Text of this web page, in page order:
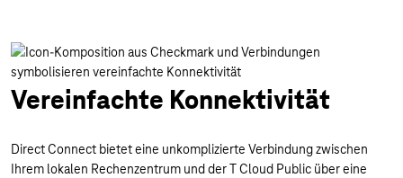
Vereinfachte Konnektivität
Direct Connect bietet eine unkomplizierte Verbindung zwischen
Ihrem lokalen Rechenzentrum und der T Cloud Public über eine